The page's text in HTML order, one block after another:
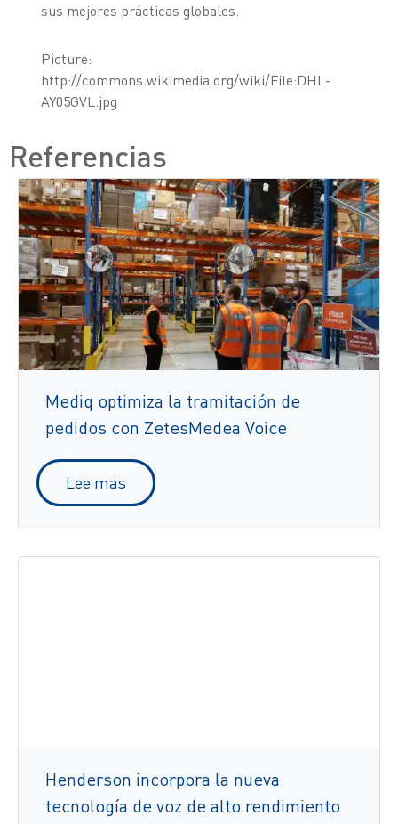
sus mejores prácticas globales.
Picture:
http://commons.wikimedia.org/wiki/File:DHL-
AY05GVL.jpg
Referencias
Mediq optimiza la tramitación de
pedidos con ZetesMedea Voice
Lee mas
Henderson incorpora la nueva
tecnología de voz de alto rendimiento